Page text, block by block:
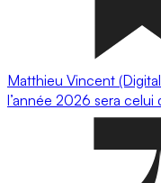
Matthieu Vincent
l’année 2026 sera celui